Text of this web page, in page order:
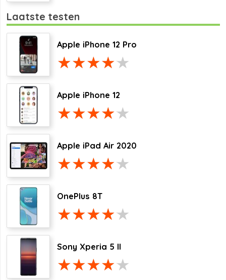
Laatste testen
Apple iPhone 12 Pro
Apple iPhone 12
Apple iPad Air 2020
OnePlus 8T
Sony Xperia 5 II